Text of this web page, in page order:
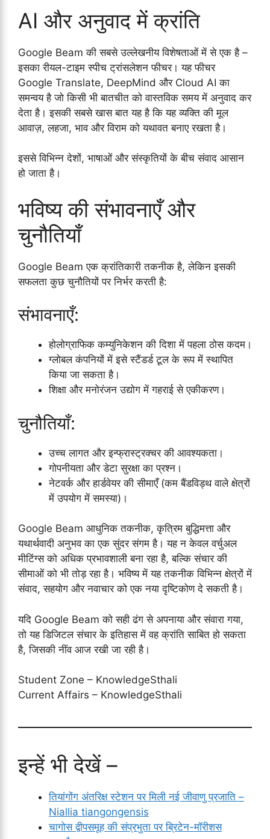
AI और अनुवाद में क्रांति
Google Beam की सबसे उल्लेखनीय विशेषताओं में से एक है –
इसका रीयल-टाइम स्पीच ट्रांसलेशन फीचर। यह फीचर
Google Translate, DeepMind और Cloud AI का
समन्वय है जो किसी भी बातचीत को वास्तविक समय में अनुवाद कर
देता है। इसकी सबसे खास बात यह है कि यह व्यक्ति की मूल
आवाज़, लहजा, भाव और विराम को यथावत बनाए रखता है।
इससे विभिन्न देशों, भाषाओं और संस्कृतियों के बीच संवाद आसान
हो जाता है।
भविष्य की संभावनाएँ और
चुनौतियाँ
Google Beam एक क्रांतिकारी तकनीक है, लेकिन इसकी
सफलता कुछ चुनौतियों पर निर्भर करती है:
संभावनाएँ:
होलोग्राफिक कम्युनिकेशन की दिशा में पहला ठोस कदम।
ग्लोबल कंपनियों में इसे स्टैंडर्ड टूल के रूप में स्थापित
किया जा सकता है।
शिक्षा और मनोरंजन उद्योग में गहराई से एकीकरण।
चुनौतियाँ:
उच्च लागत और इन्फ्रास्ट्रक्चर की आवश्यकता।
गोपनीयता और डेटा सुरक्षा का प्रश्न।
नेटवर्क और हार्डवेयर की सीमाएँ (कम बैंडविड्थ वाले क्षेत्रों
में उपयोग में समस्या)।
Google Beam आधुनिक तकनीक, कृत्रिम बुद्धिमत्ता और
यथार्थवादी अनुभव का एक सुंदर संगम है। यह न केवल वर्चुअल
मीटिंग्स को अधिक प्रभावशाली बना रहा है, बल्कि संचार की
सीमाओं को भी तोड़ रहा है। भविष्य में यह तकनीक विभिन्न क्षेत्रों में
संवाद, सहयोग और नवाचार को एक नया दृष्टिकोण दे सकती है।
यदि Google Beam को सही ढंग से अपनाया और संवारा गया,
तो यह डिजिटल संचार के इतिहास में वह क्रांति साबित हो सकता
है, जिसकी नींव आज रखी जा रही है।
Student Zone – KnowledgeSthali
Current Affairs – KnowledgeSthali
इन्हें भी देखें –
तियांगोंग अंतरिक्ष स्टेशन पर मिली नई जीवाणु प्रजाति –
Niallia tiangongensis
चागोस द्वीपसमूह की संप्रभुता पर ब्रिटेन-मॉरीशस